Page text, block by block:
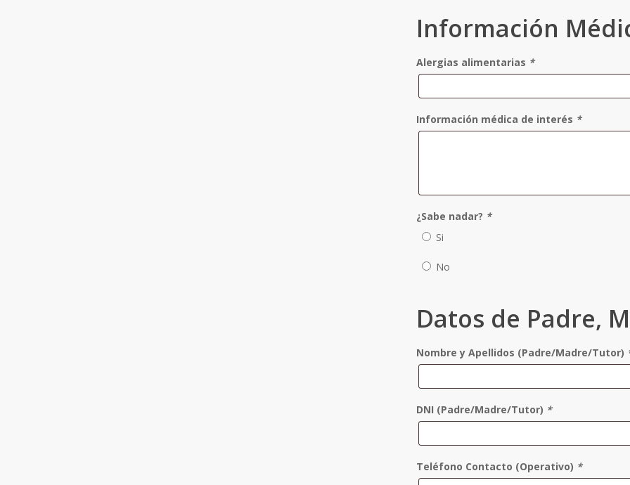
Información
Alergias alimentarias *
Información médica de interés *
¿Sabe nadar? *
Si
No
Datos de Padre,
Nombre y Apellidos (Padre/Madre/Tutor)
DNI (Padre/Madre/Tutor) *
Teléfono Contacto (Operativo) *